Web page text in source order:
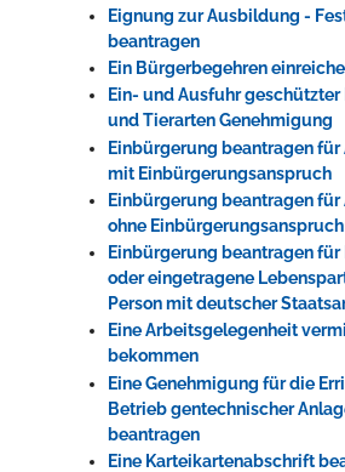
Eignung zur Ausbildung -
beantragen
Ein Bürgerbegehren
Ein- und Ausfuhr geschützter
und Tierarten Genehmigung
Einbürgerung beantragen für
mit Einbürgerungsanspruch
Einbürgerung beantragen für
ohne Einbürgerungsanspruch
Einbürgerung beantragen für
oder eingetragene
Person mit deutscher
Eine Arbeitsgelegenheit
bekommen
Eine Genehmigung für die
Betrieb gentechnischer
beantragen
Eine Karteikartenabschrift